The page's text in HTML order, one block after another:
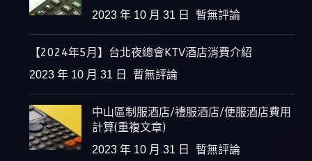
2023 年 10 月 31 日 暫無評論
【2024年5月】台北夜總會KTV酒店消費介紹
2023 年 10 月 31 日 暫無評論
中山區制服酒店/禮服酒店/便服酒店費用
計算(重複文章)
2023 年 10 月 31 日 暫無評論